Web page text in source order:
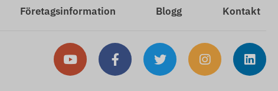
Företagsinformation Blogg Kontakt